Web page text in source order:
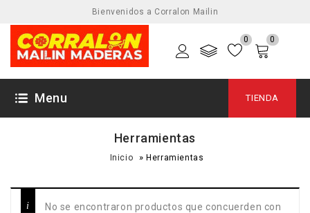
Bienvenidos a Corralon Mailin
0 0
Menu TIENDA
Herramientas
Inicio »Herramientas
No se encontraron productos que concuerden con